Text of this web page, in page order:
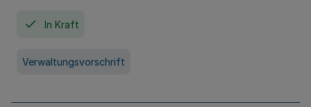
In Kraft
Verwaltungsvorschrift